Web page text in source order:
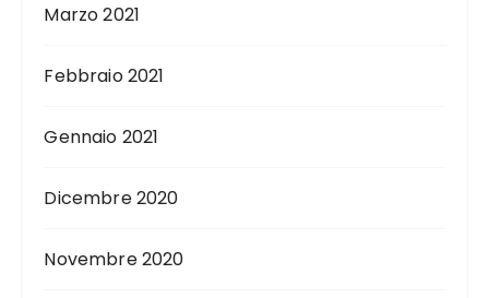
Marzo 2021
Febbraio 2021
Gennaio 2021
Dicembre 2020
Novembre 2020